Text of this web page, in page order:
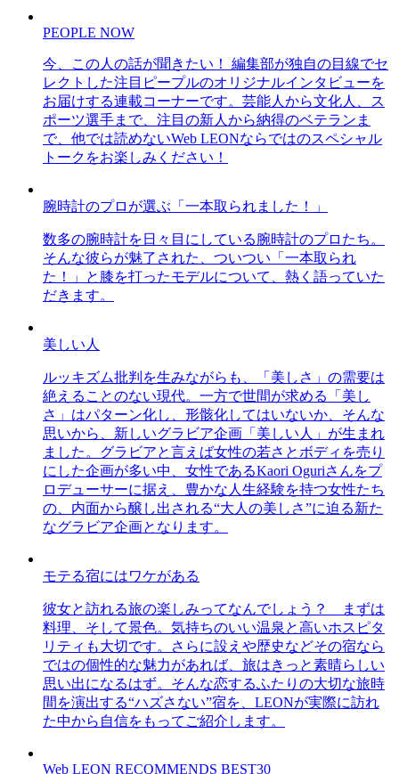
PEOPLE NOW
今、この人の話が聞きたい！ 編集部が独自の目線でセ
レクトした注目ピープルのオリジナルインタビューを
お届けする連載コーナーです。芸能人から文化人、ス
ポーツ選手まで、注目の新人から納得のベテランま
で、他では読めないWeb LEONならではのスペシャル
トークをお楽しみください！
腕時計のプロが選ぶ「一本取られました！」
数多の腕時計を日々目にしている腕時計のプロたち。
そんな彼らが魅了された、ついつい「一本取られ
た！」と膝を打ったモデルについて、熱く語っていた
だきます。
美しい人
ルッキズム批判を生みながらも、「美しさ」の需要は
絶えることのない現代。一方で世間が求める「美し
さ」はパターン化し、形骸化してはいないか、そんな
思いから、新しいグラビア企画「美しい人」が生まれ
ました。グラビアと言えば女性の若さとボディを売り
にした企画が多い中、女性であるKaori Oguriさんをプ
ロデューサーに据え、豊かな人生経験を持つ女性たち
の、内面から醸し出される“大人の美しさ”に迫る新た
なグラビア企画となります。
モテる宿にはワケがある
彼女と訪れる旅の楽しみってなんでしょう？ まずは
料理、そして景色。気持ちのいい温泉と高いホスピタ
リティも大切です。さらに設えや歴史などその宿なら
ではの個性的な魅力があれば、旅はきっと素晴らしい
思い出になるはず。そんな恋するふたりの大切な旅時
間を演出する“ハズさない”宿を、LEONが実際に訪れ
た中から自信をもってご紹介します。
Web LEON RECOMMENDS BEST30